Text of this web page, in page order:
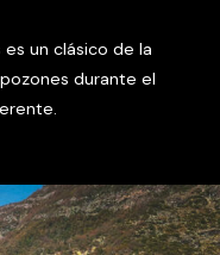
es un clásico de la
durante el